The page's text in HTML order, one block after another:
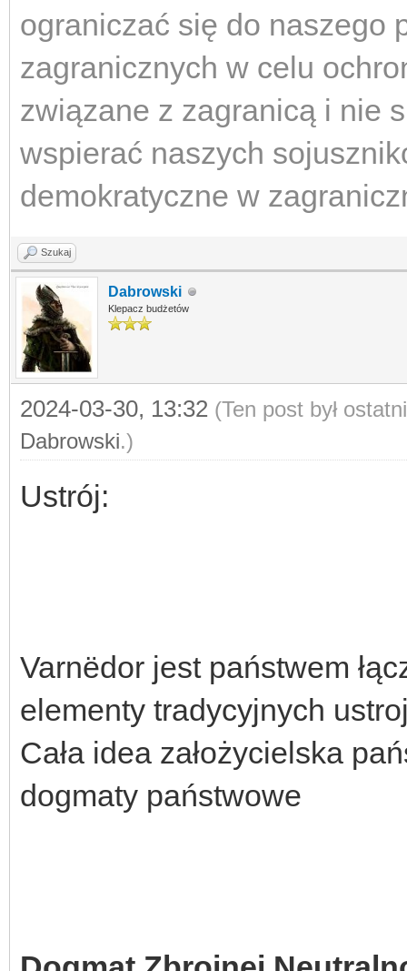
ograniczać się do naszego
zagranicznych w celu
związane z zagranicą i nie
wspierać naszych
demokratyczne w
Szukaj
Dabrowski
Klepacz budżetów
2024-03-30, 13:32 (Ten post był
Dabrowski.)
Ustrój:
Varnëdor jest państwem
elementy tradycyjnych
Cała idea założycielska
dogmaty państwowe